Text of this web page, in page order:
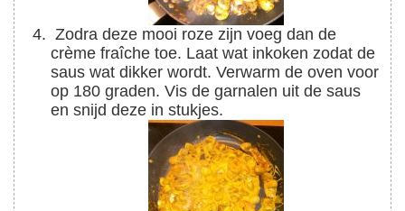
Zodra deze mooi roze zijn voeg dan de
crème fraîche toe. Laat wat inkoken zodat de
saus wat dikker wordt. Verwarm de oven voor
op 180 graden. Vis de garnalen uit de saus
en snijd deze in stukjes.